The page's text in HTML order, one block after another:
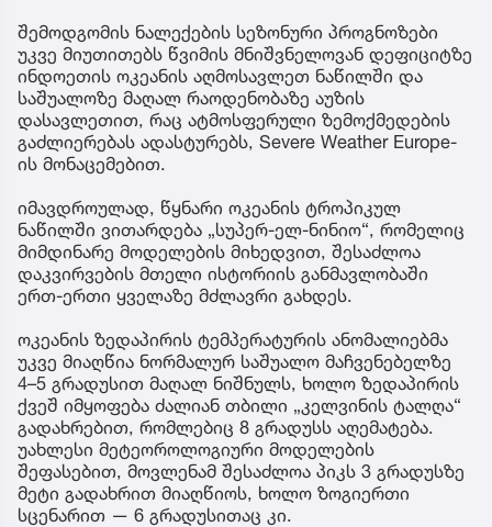
შემოდგომის ნალექების სეზონური პროგნოზები
უკვე მიუთითებს წვიმის მნიშვნელოვან დეფიციტზე
ინდოეთის ოკეანის აღმოსავლეთ ნაწილში და
საშუალოზე მაღალ რაოდენობაზე აუზის
დასავლეთით, რაც ატმოსფერული ზემოქმედების
გაძლიერებას ადასტურებს, Severe Weather Europe-
ის მონაცემებით.
იმავდროულად, წყნარი ოკეანის ტროპიკულ
ნაწილში ვითარდება „სუპერ-ელ-ნინიო“, რომელიც
მიმდინარე მოდელების მიხედვით, შესაძლოა
დაკვირვების მთელი ისტორიის განმავლობაში
ერთ-ერთი ყველაზე მძლავრი გახდეს.
ოკეანის ზედაპირის ტემპერატურის ანომალიებმა
უკვე მიაღწია ნორმალურ საშუალო მაჩვენებელზე
4–5 გრადუსით მაღალ ნიშნულს, ხოლო ზედაპირის
ქვეშ იმყოფება ძალიან თბილი „კელვინის ტალღა“
გადახრებით, რომლებიც 8 გრადუსს აღემატება.
უახლესი მეტეოროლოგიური მოდელების
შეფასებით, მოვლენამ შესაძლოა პიკს 3 გრადუსზე
მეტი გადახრით მიაღწიოს, ხოლო ზოგიერთი
სცენარით — 6 გრადუსითაც კი.